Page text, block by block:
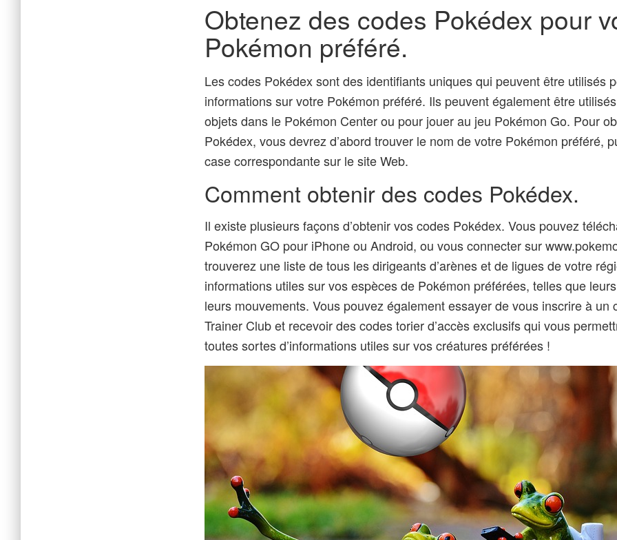
Obtenez des codes Pokédex pour
Pokémon préféré.
Les codes Pokédex sont des identifiants uniques qui peuvent être utilisés
informations sur votre Pokémon préféré. Ils peuvent également être
objets dans le Pokémon Center ou pour jouer au jeu Pokémon Go. Pour
Pokédex, vous devrez d’abord trouver le nom de votre Pokémon préféré,
case correspondante sur le site Web.
Comment obtenir des codes Pokédex.
Il existe plusieurs façons d’obtenir vos codes Pokédex. Vous pouvez
Pokémon GO pour iPhone ou Android, ou vous connecter sur
trouverez une liste de tous les dirigeants d’arènes et de ligues de votre
informations utiles sur vos espèces de Pokémon préférées, telles que
leurs mouvements. Vous pouvez également essayer de vous inscrire à un
Trainer Club et recevoir des codes torier d’accès exclusifs qui vous
toutes sortes d’informations utiles sur vos créatures préférées !